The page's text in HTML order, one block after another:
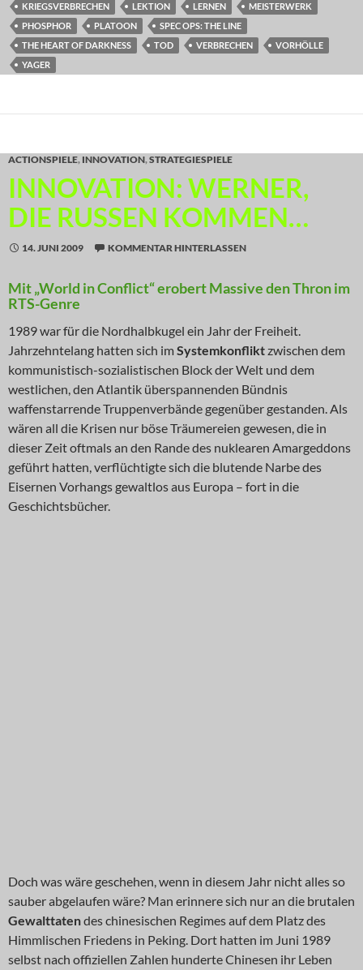
KRIEGSVERBRECHEN
LEKTION LERNEN
MEISTERWERK
PHOSPHOR
PLATOON
SPEC OPS: THE LINE
THE HEART OF DARKNESS
TOD VERBRECHEN
VORHÖLLE
YAGER
ACTIONSPIELE, INNOVATION,STRATEGIESPIELE
INNOVATION: WERNER,
DIE RUSSEN KOMMEN…
14. JUNI 2009 KOMMENTAR HINTERLASSEN
Mit „World in Conflict“ erobert Massive den Thron im
RTS-Genre
1989 war für die Nordhalbkugel ein Jahr der Freiheit.
Jahrzehntelang hatten sich imSystemkonfliktzwischen dem
kommunistisch-sozialistischen Block der Welt und dem
westlichen, den Atlantik überspannenden Bündnis
waffenstarrende Truppenverbände gegenüber gestanden. Als
wären all die Krisen nur böse Träumereien gewesen, die in
dieser Zeit oftmals an den Rande des nuklearen Amargeddons
geführt hatten, verflüchtigte sich die blutende Narbe des
Eisernen Vorhangs gewaltlos aus Europa – fort in die
Geschichtsbücher.
Doch was wäre geschehen, wenn in diesem Jahr nicht alles so
sauber abgelaufen wäre? Man erinnere sich nur an die brutalen
Gewalttatendes chinesischen Regimes auf dem Platz des
Himmlischen Friedens in Peking. Dort hatten im Juni 1989
selbst nach offiziellen Zahlen hunderte Chinesen ihr Leben